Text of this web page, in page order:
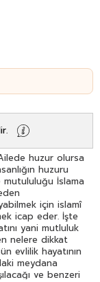
huzur olursa
huzuru
mutululuğu İslama
için islamî
icap eder. İşte
yani mutluluk
nelere dikkat
evlilik hayatının
meydana
ve benzeri